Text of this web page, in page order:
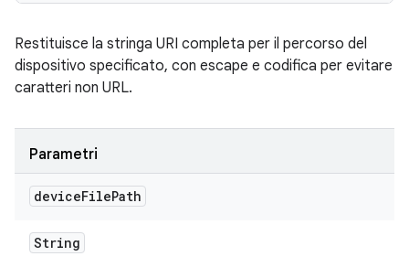
Restituisce la stringa URI completa per il percorso del
dispositivo specificato, con escape e codifica per evitare
caratteri non URL.
Parametri
deviceFilePath
String